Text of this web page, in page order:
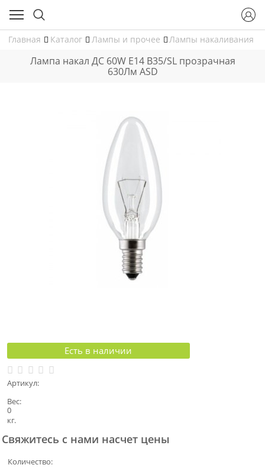
Главная Каталог Лампы и прочее Лампы накаливания
Лампа накал ДС 60W E14 В35/SL прозрачная
630Лм ASD
Есть в наличии
Артикул:
Вес:
0
кг.
Свяжитесь с нами насчет цены
Количество: